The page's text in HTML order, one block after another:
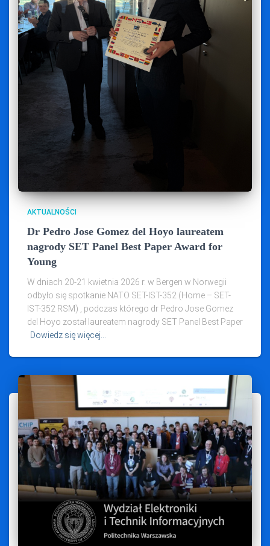
AKTUALNOŚCI
Dr Pedro Jose Gomez del Hoyo laureatem
nagrody SET Panel Best Paper Award for
Young
W dniach 20-21 kwietnia 2026 r. w Bergen w Norwegii
odbyło się spotkanie NATO SET-IST-352 (Home – SET-
IST-352 RSM) , podczas którego dr Pedro Jose Gomez
del Hoyo został laureatem nagrody SET Panel Best Paper
Dowiedz się więcej…